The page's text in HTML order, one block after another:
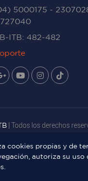
5000175 -
ITB: 482-482
| Todos los derechos
cookies propias y de
autoriza su